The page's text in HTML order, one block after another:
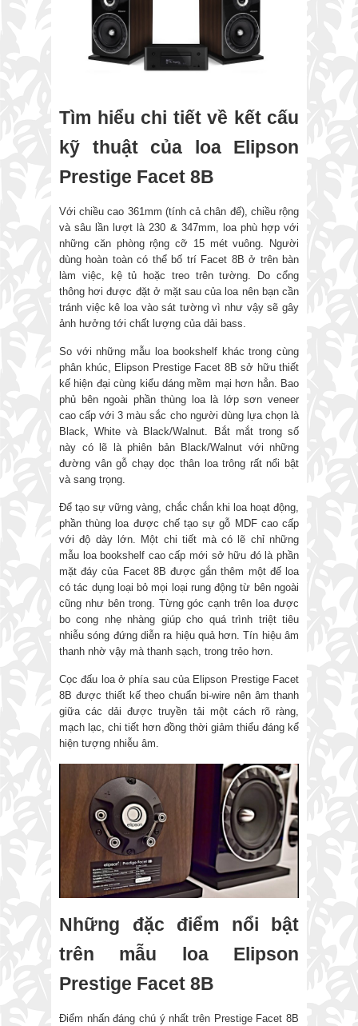
Tìm hiểu chi tiết về kết cấu
kỹ thuật của loa Elipson
Prestige Facet 8B
Với chiều cao 361mm (tính cả chân đế), chiều rộng
và sâu lần lượt là 230 & 347mm, loa phù hợp với
những căn phòng rộng cỡ 15 mét vuông. Người
dùng hoàn toàn có thể bố trí Facet 8B ở trên bàn
làm việc, kệ tủ hoặc treo trên tường. Do cổng
thông hơi được đặt ở mặt sau của loa nên bạn cần
tránh việc kê loa vào sát tường vì như vậy sẽ gây
ảnh hưởng tới chất lượng của dải bass.
So với những mẫu loa bookshelf khác trong cùng
phân khúc, Elipson Prestige Facet 8B sở hữu thiết
kế hiện đại cùng kiểu dáng mềm mại hơn hẳn. Bao
phủ bên ngoài phần thùng loa là lớp sơn veneer
cao cấp với 3 màu sắc cho người dùng lựa chọn là
Black, White và Black/Walnut. Bắt mắt trong số
này có lẽ là phiên bản Black/Walnut với những
đường vân gỗ chạy dọc thân loa trông rất nổi bật
và sang trọng.
Để tạo sự vững vàng, chắc chắn khi loa hoạt động,
phần thùng loa được chế tạo sự gỗ MDF cao cấp
với độ dày lớn. Một chi tiết mà có lẽ chỉ những
mẫu loa bookshelf cao cấp mới sở hữu đó là phần
mặt đáy của Facet 8B được gắn thêm một đế loa
có tác dụng loại bỏ mọi loại rung động từ bên ngoài
cũng như bên trong. Từng góc cạnh trên loa được
bo cong nhẹ nhàng giúp cho quá trình triệt tiêu
nhiễu sóng đứng diễn ra hiệu quả hơn. Tín hiệu âm
thanh nhờ vậy mà thanh sạch, trong trẻo hơn.
Cọc đấu loa ở phía sau của Elipson Prestige Facet
8B được thiết kế theo chuẩn bi-wire nên âm thanh
giữa các dải được truyền tải một cách rõ ràng,
mạch lạc, chi tiết hơn đồng thời giảm thiểu đáng kể
hiện tượng nhiễu âm.
Những đặc điểm nổi bật
trên mẫu loa Elipson
Prestige Facet 8B
Điểm nhấn đáng chú ý nhất trên Prestige Facet 8B